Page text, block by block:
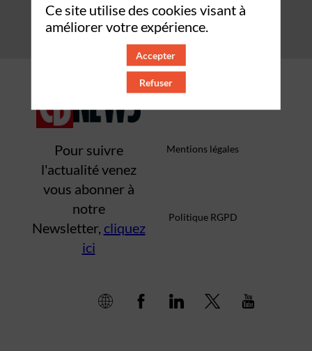
Pour suivre
l'actualité venez
vous abonner à
notre
Newsletter, cliquez
ici
Qui sommes-nous ?
Mentions légales
Politique RGPD
Ce site utilise des cookies visant à
améliorer votre expérience.
Accepter
Refuser